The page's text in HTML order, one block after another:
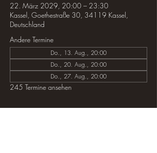
22. März 2029, 20:00 – 23:30
Kassel, Goethestraße 30, 34119 Kassel,
Deutschland
Andere Termine
Do., 13. Aug., 20:00
Do., 20. Aug., 20:00
Do., 27. Aug., 20:00
245 Termine ansehen